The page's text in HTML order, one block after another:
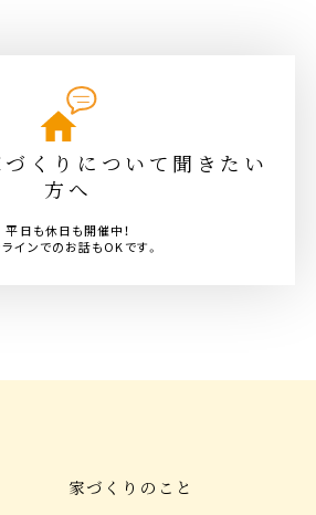
くりについて聞きたい
方へ
平日も休日も開催中！
ラインでのお話もOKです。
家づくりのこと